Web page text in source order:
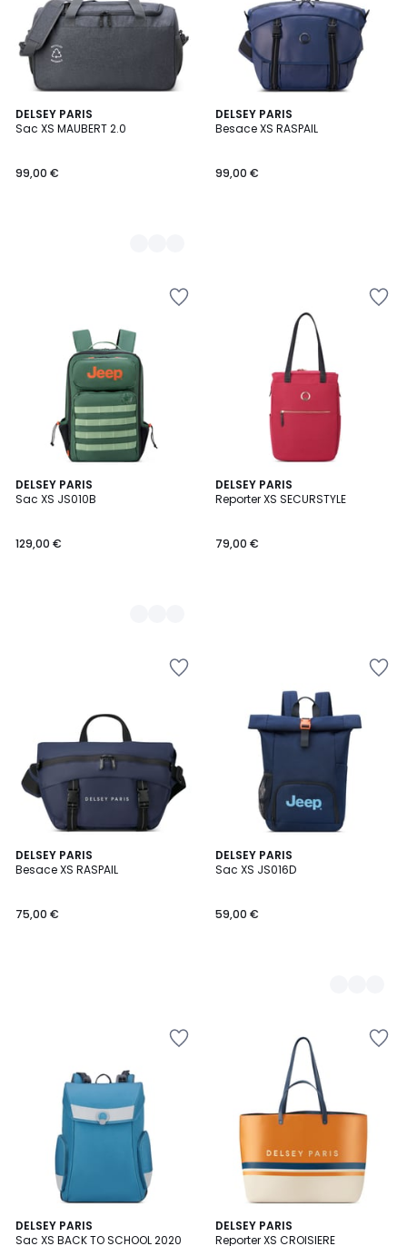
DELSEY PARIS
Sac XS MAUBERT 2.0
99,00 €
2
Couleurs
DELSEY PARIS
Besace XS RASPAIL
99,00 €
DELSEY PARIS
Sac XS JS010B
129,00 €
2
Couleurs
DELSEY PARIS
Reporter XS SECURSTYLE
79,00 €
DELSEY PARIS
Besace XS RASPAIL
75,00 €
DELSEY PARIS
Sac XS JS016D
59,00 €
3
Couleurs
DELSEY PARIS
Sac XS BACK TO SCHOOL 2020
DELSEY PARIS
Reporter XS CROISIERE